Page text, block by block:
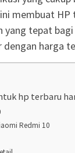
membuat HP
yang tepat
harga
hp terbaru
Redmi 10